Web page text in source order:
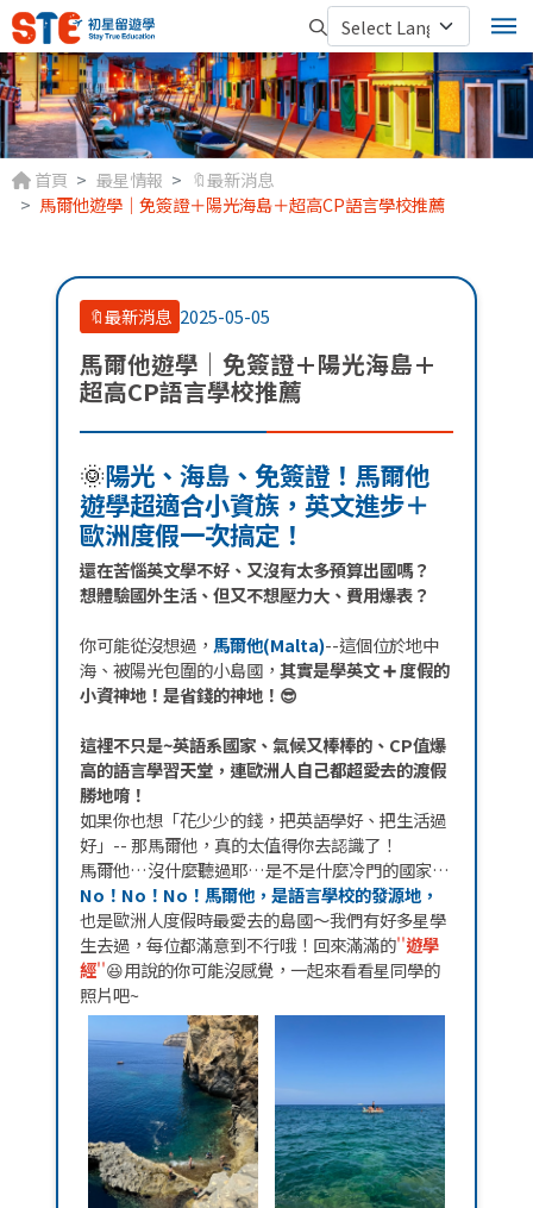
首頁 最星情報
🔖最新消息
馬爾他遊學｜免簽證＋陽光海島＋超高CP語言學校推薦
🔖最新消息 2025-05-05
馬爾他遊學｜免簽證＋陽光海島＋
超高CP語言學校推薦
🌞陽光、海島、免簽證！馬爾他
遊學超適合小資族，英文進步＋
歐洲度假一次搞定！
還在苦惱英文學不好、又沒有太多預算出國嗎？
想體驗國外生活、但又不想壓力大、費用爆表？
你可能從沒想過， 馬爾他(Malta)--這個位於地中
海、被陽光包圍的小島國， 其實是學英文 ➕ 度假的
小資神地！是省錢的神地！😎
這裡不只是~英語系國家、氣候又棒棒的、CP值爆
高的語言學習天堂，連歐洲人自己都超愛去的渡假
勝地唷！
如果你也想「花少少的錢，把英語學好、把生活過
好」-- 那馬爾他，真的太值得你去認識了！
馬爾他…沒什麼聽過耶…是不是什麼冷門的國家…
No！No！No！馬爾他，是語言學校的發源地，
也是歐洲人度假時最愛去的島國～我們有好多星學
生去過，每位都滿意到不行哦！回來滿滿的''遊學
經''😆用說的你可能沒感覺，一起來看看星同學的
照片吧~